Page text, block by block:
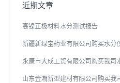
近期文章
高镍正极材料水分测试报告
新疆新绿宝药业有限公司购买水分
永康市大成工贸有限公司购买我司
山东金潮新型建材有限公司购买我